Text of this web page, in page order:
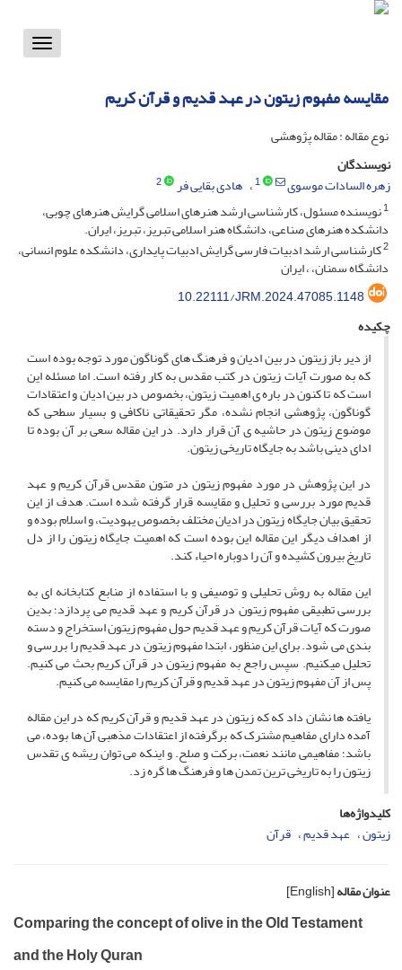
Toggle
مقایسه مفهوم زیتون در عهد قدیم و قرآن کریم
نوع مقاله : مقاله پژوهشی
نویسندگان
زهره السادات موسوی
1 هادی بقایی فر
2
1نویسنده مسئول، کارشناسی ارشد هنرهای اسلامی گرایش هنرهای چوبی،
دانشکده هنرهای صناعی، دانشگاه هنر اسلامی تبریز، تبریز، ایران.
2کارشناسی ارشد ادبیات فارسی گرایش ادبیات پایداری، دانشکده علوم انسانی،
دانشگاه سمنان، ، ایران
10.22111/JRM.2024.47085.1148
چکیده
از دیر باز زیتون در بین ادیان و فرهنگ های گوناگون مورد توجه بوده است
که به صورت آیات زیتون در کتب مقدس به کار رفته است. اما مسئله این
است که تا کنون در باره ی اهمیت زیتون، بخصوص در بین ادیان و اعتقادات
گوناگون، پژوهشی انجام نشده، مگر تحقیقاتی ناکافی و بسیار سطحی که
موضوع زیتون در حاشیه ی آن قرار دارد. در این مقاله سعی بر آن بوده تا
ادای دینی باشد به جایگاه تاریخی زیتون.
در این پژوهش در مورد مفهوم زیتون در متون مقدس قرآن کریم و عهد
قدیم مورد بررسی و تحلیل و مقایسه قرار گرفته شده است. هدف از این
تحقیق بیان جایگاه زیتون در ادیان مختلف بخصوص یهودیت، و اسلام بوده و
از اهداف دیگر این مقاله این بوده است که اهمیت جایگاه زیتون را از دل
تاریخ بیرون کشیده و آن را دوباره احیاء کند.
این مقاله به روش تحلیلی و توصیفی و با استفاده از منابع کتابخانه ای به
بررسی تطبیقی مفهوم زیتون در قرآن کریم و عهد قدیم می پردازد؛ بدین
صورت که آیات قرآن کریم و عهد قدیم حول مفهوم زیتون استخراج و دسته
بندی می شود. برای این منظور، ابتدا مفهوم زیتون در عهد قدیم را بررسی و
تحلیل میکنیم. سپس راجع به مفهوم زیتون در قرآن کریم بحث می کنیم.
پس از آن مفهوم زیتون در عهد قدیم و قرآن کریم را مقایسه می کنیم.
یافته ها نشان داد که که زیتون در عهد قدیم و قرآن کریم که در این مقاله
آمده دارای مفاهیم مشترک که برگرفته از اعتقادات مذهبی آن ها بوده، می
باشد؛ مفاهیمی مانند نعمت، برکت و صلح. و اینکه می توان ریشه ی تقدس
زیتون را به تاریخی ترین تمدن ها و فرهنگ ها گره زد.
کلیدواژه‌ها
زیتون عهد قدیم قرآن
عنوان مقاله[English]
Comparing the concept of olive in the Old Testament
and the Holy Quran